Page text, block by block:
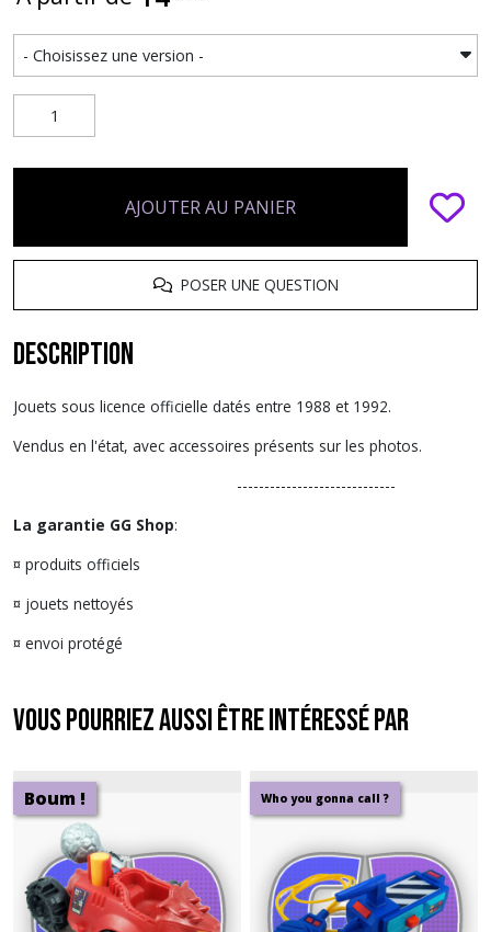
AJOUTER AU PANIER
POSER UNE QUESTION
Description
Jouets sous licence officielle datés entre 1988 et 1992.
Vendus en l'état, avec accessoires présents sur les photos.
-----------------------------
La garantie GG Shop:
¤ produits officiels
¤ jouets nettoyés
¤ envoi protégé
Vous pourriez aussi être intéressé par
Boum ! Who you gonna call ?